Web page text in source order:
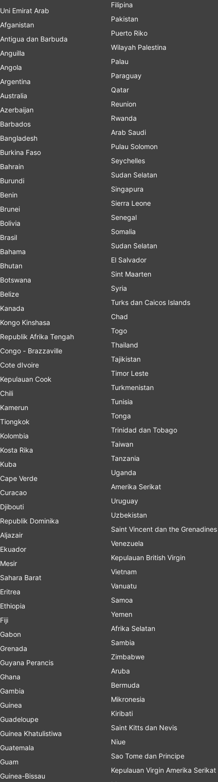
Uni Emirat Arab
Afganistan
Antigua dan Barbuda
Anguilla
Angola
Argentina
Australia
Azerbaijan
Barbados
Bangladesh
Burkina Faso
Bahrain
Burundi
Benin
Brunei
Bolivia
Brasil
Bahama
Bhutan
Botswana
Belize
Kanada
Kongo Kinshasa
Republik Afrika Tengah
Congo - Brazzaville
Cote dIvoire
Kepulauan Cook
Chili
Kamerun
Tiongkok
Kolombia
Kosta Rika
Kuba
Cape Verde
Curacao
Djibouti
Republik Dominika
Aljazair
Ekuador
Mesir
Sahara Barat
Eritrea
Ethiopia
Fiji
Gabon
Grenada
Guyana Perancis
Ghana
Gambia
Guinea
Guadeloupe
Guinea Khatulistiwa
Guatemala
Guam
Guinea-Bissau
Filipina
Pakistan
Puerto Riko
Wilayah Palestina
Palau
Paraguay
Qatar
Reunion
Rwanda
Arab Saudi
Pulau Solomon
Seychelles
Sudan Selatan
Singapura
Sierra Leone
Senegal
Somalia
Sudan Selatan
El Salvador
Sint Maarten
Syria
Turks dan Caicos Islands
Chad
Togo
Thailand
Tajikistan
Timor Leste
Turkmenistan
Tunisia
Tonga
Trinidad dan Tobago
Taiwan
Tanzania
Uganda
Amerika Serikat
Uruguay
Uzbekistan
Saint Vincent dan the Grenadines
Venezuela
Kepulauan British Virgin
Vietnam
Vanuatu
Samoa
Yemen
Afrika Selatan
Sambia
Zimbabwe
Aruba
Bermuda
Mikronesia
Kiribati
Saint Kitts dan Nevis
Niue
Sao Tome dan Principe
Kepulauan Virgin Amerika Serikat